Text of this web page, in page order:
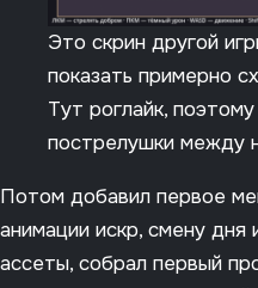
Это скрин другой
показать примерно
Тут роглайк,
пострелушки между
Потом добавил первое
анимации искр, смену дня
ассеты, собрал первый